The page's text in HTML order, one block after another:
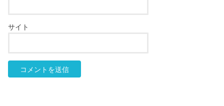
サイト